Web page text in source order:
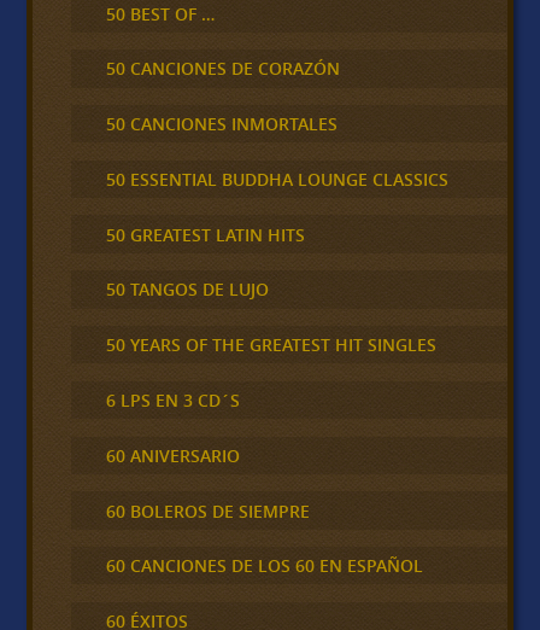
50 BEST OF …
50 CANCIONES DE CORAZÓN
50 CANCIONES INMORTALES
50 ESSENTIAL BUDDHA LOUNGE CLASSICS
50 GREATEST LATIN HITS
50 TANGOS DE LUJO
50 YEARS OF THE GREATEST HIT SINGLES
6 LPS EN 3 CD´S
60 ANIVERSARIO
60 BOLEROS DE SIEMPRE
60 CANCIONES DE LOS 60 EN ESPAÑOL
60 ÉXITOS